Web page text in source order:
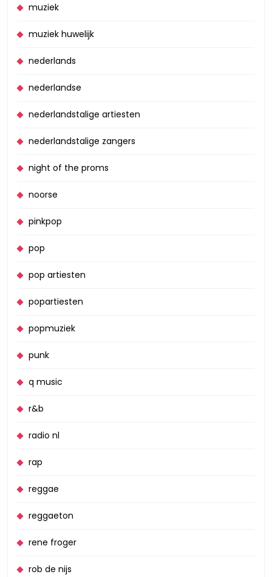
muziek
muziek huwelijk
nederlands
nederlandse
nederlandstalige artiesten
nederlandstalige zangers
night of the proms
noorse
pinkpop
pop
pop artiesten
popartiesten
popmuziek
punk
q music
r&b
radio nl
rap
reggae
reggaeton
rene froger
rob de nijs